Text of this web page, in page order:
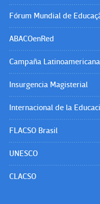
Fórum Mundial de
ABACOenRed
Campaña
Insurgencia Magisterial
Internacional de la
FLACSO Brasil
UNESCO
CLACSO